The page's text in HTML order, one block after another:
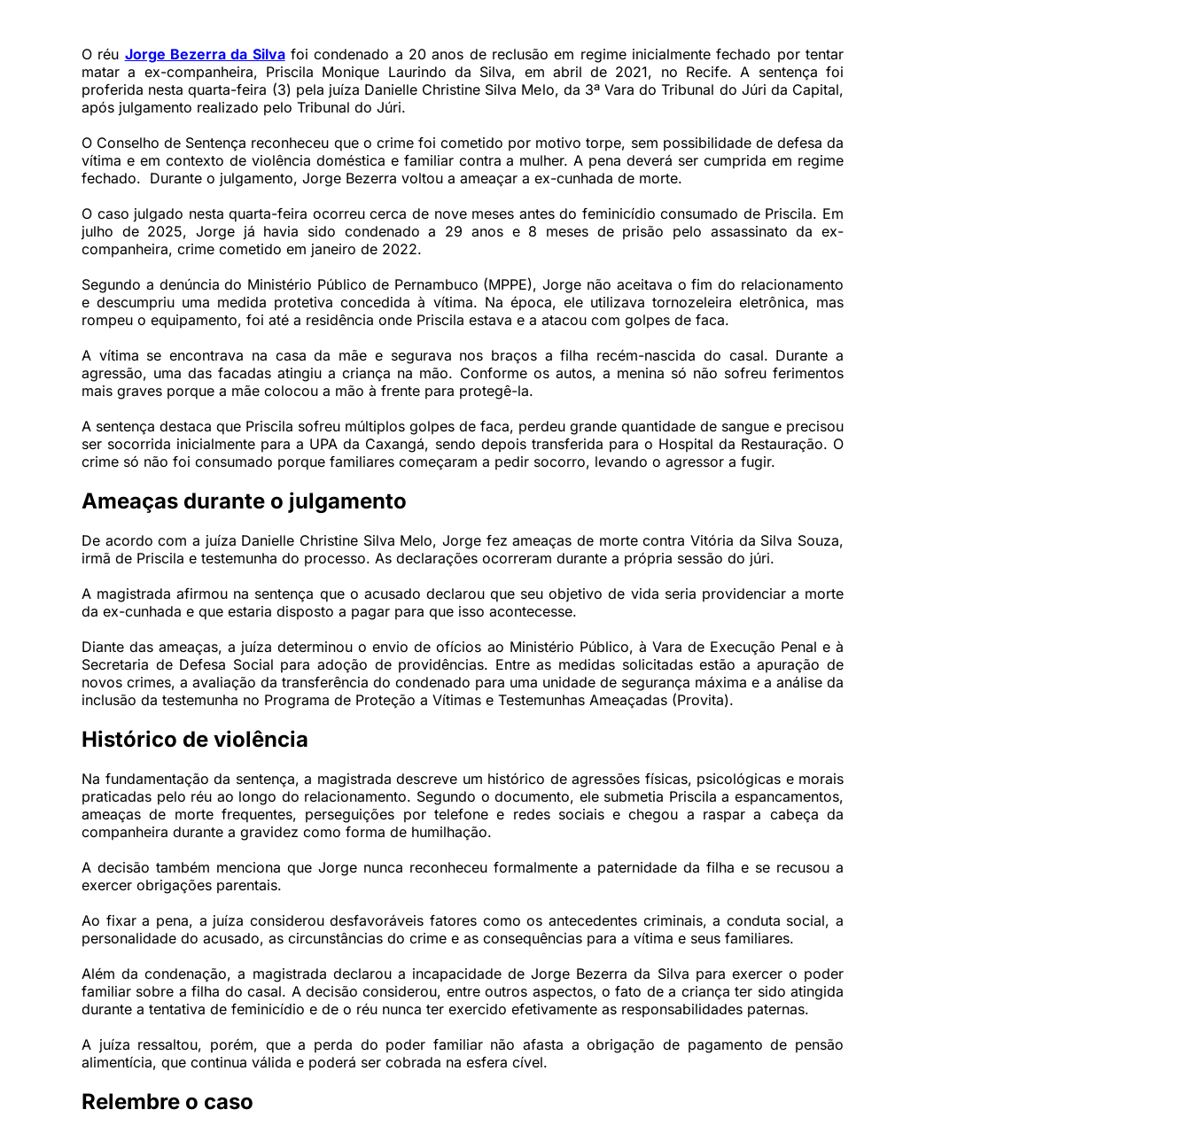
O réu Jorge Bezerra da Silvafoi condenado a 20 anos de reclusão em regime inicialmente fechado por tentar
matar a ex-companheira, Priscila Monique Laurindo da Silva, em abril de 2021, no Recife. A sentença foi
proferida nesta quarta-feira (3) pela juíza Danielle Christine Silva Melo, da 3ª Vara do Tribunal do Júri da Capital,
após julgamento realizado pelo Tribunal do Júri.
O Conselho de Sentença reconheceu que o crime foi cometido por motivo torpe, sem possibilidade de defesa da
vítima e em contexto de violência doméstica e familiar contra a mulher. A pena deverá ser cumprida em regime
fechado. Durante o julgamento, Jorge Bezerra voltou a ameaçar a ex-cunhada de morte.
O caso julgado nesta quarta-feira ocorreu cerca de nove meses antes do feminicídio consumado de Priscila. Em
julho de 2025, Jorge já havia sido condenado a 29 anos e 8 meses de prisão pelo assassinato da ex-
companheira, crime cometido em janeiro de 2022.
Segundo a denúncia do Ministério Público de Pernambuco (MPPE), Jorge não aceitava o fim do relacionamento
e descumpriu uma medida protetiva concedida à vítima. Na época, ele utilizava tornozeleira eletrônica, mas
rompeu o equipamento, foi até a residência onde Priscila estava e a atacou com golpes de faca.
A vítima se encontrava na casa da mãe e segurava nos braços a filha recém-nascida do casal. Durante a
agressão, uma das facadas atingiu a criança na mão. Conforme os autos, a menina só não sofreu ferimentos
mais graves porque a mãe colocou a mão à frente para protegê-la.
A sentença destaca que Priscila sofreu múltiplos golpes de faca, perdeu grande quantidade de sangue e precisou
ser socorrida inicialmente para a UPA da Caxangá, sendo depois transferida para o Hospital da Restauração. O
crime só não foi consumado porque familiares começaram a pedir socorro, levando o agressor a fugir.
Ameaças durante o julgamento
De acordo com a juíza Danielle Christine Silva Melo, Jorge fez ameaças de morte contra Vitória da Silva Souza,
irmã de Priscila e testemunha do processo. As declarações ocorreram durante a própria sessão do júri.
A magistrada afirmou na sentença que o acusado declarou que seu objetivo de vida seria providenciar a morte
da ex-cunhada e que estaria disposto a pagar para que isso acontecesse.
Diante das ameaças, a juíza determinou o envio de ofícios ao Ministério Público, à Vara de Execução Penal e à
Secretaria de Defesa Social para adoção de providências. Entre as medidas solicitadas estão a apuração de
novos crimes, a avaliação da transferência do condenado para uma unidade de segurança máxima e a análise da
inclusão da testemunha no Programa de Proteção a Vítimas e Testemunhas Ameaçadas (Provita).
Histórico de violência
Na fundamentação da sentença, a magistrada descreve um histórico de agressões físicas, psicológicas e morais
praticadas pelo réu ao longo do relacionamento. Segundo o documento, ele submetia Priscila a espancamentos,
ameaças de morte frequentes, perseguições por telefone e redes sociais e chegou a raspar a cabeça da
companheira durante a gravidez como forma de humilhação.
A decisão também menciona que Jorge nunca reconheceu formalmente a paternidade da filha e se recusou a
exercer obrigações parentais.
Ao fixar a pena, a juíza considerou desfavoráveis fatores como os antecedentes criminais, a conduta social, a
personalidade do acusado, as circunstâncias do crime e as consequências para a vítima e seus familiares.
Além da condenação, a magistrada declarou a incapacidade de Jorge Bezerra da Silva para exercer o poder
familiar sobre a filha do casal. A decisão considerou, entre outros aspectos, o fato de a criança ter sido atingida
durante a tentativa de feminicídio e de o réu nunca ter exercido efetivamente as responsabilidades paternas.
A juíza ressaltou, porém, que a perda do poder familiar não afasta a obrigação de pagamento de pensão
alimentícia, que continua válida e poderá ser cobrada na esfera cível.
Relembre o caso